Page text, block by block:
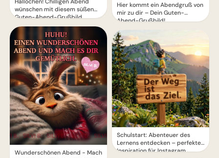
wünschen mit diesem süßen
Guten-Abend-Grußbild
Wunderschönen Abend - Mach
Hier kommt ein Abendgruß von
mir zu dir – Dein Guten-
Abend-Grußbild!
Schulstart: Abenteuer des
Lernens entdecken – perfekte
Inspiration für Instagram